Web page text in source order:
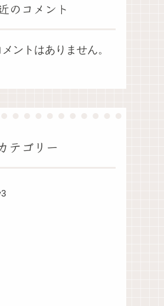
のコメント
ントはありません。
テゴリー